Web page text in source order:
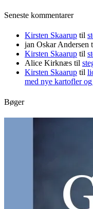
Seneste kommentarer
Kirsten Skaarup til
jan Oskar Andersen
Kirsten Skaarup til
Alice Kirknæs til
Kirsten Skaarup til
med nye kartofler og
Bøger